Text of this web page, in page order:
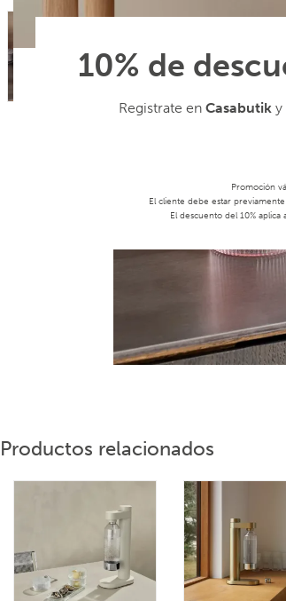
10% de
Registrate en Casabutik y
Promoción
El cliente debe estar previamente
El descuento del 10%
Productos relacionados